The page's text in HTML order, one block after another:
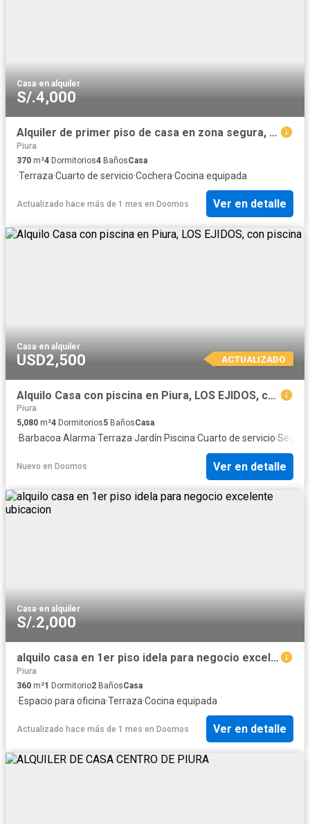
Casa·en alquiler
S/.4,000
Alquiler de primer piso de casa en zona segura, tranquila y céntrica en la Urb. 4 de Enero. Piura
Piura
370 m²4 Dormitorios4 BañosCasa
·Terraza·Cuarto de servicio·Cochera·Cocina equipada
Actualizado hace más de 1 mes en Doomos Ver en detalle
Casa·en alquiler
USD2,500 ACTUALIZADO
Alquilo Casa con piscina en Piura, LOS EJIDOS, con piscina
Piura
5,080 m²4 Dormitorios5 BañosCasa
·Barbacoa·Alarma·Terraza·Jardín·Piscina·Cuarto de servicio·
Nuevo en Doomos Ver en detalle
Casa·en alquiler
S/.2,000
alquilo casa en 1er piso idela para negocio excelente ubicacion
Piura
360 m²1 Dormitorio2 BañosCasa
·Espacio para oficina·Terraza·Cocina equipada
Actualizado hace más de 1 mes en Doomos Ver en detalle